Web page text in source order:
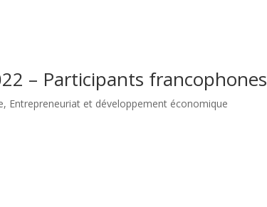
– Participants francophones
, Entrepreneuriat et développement économique